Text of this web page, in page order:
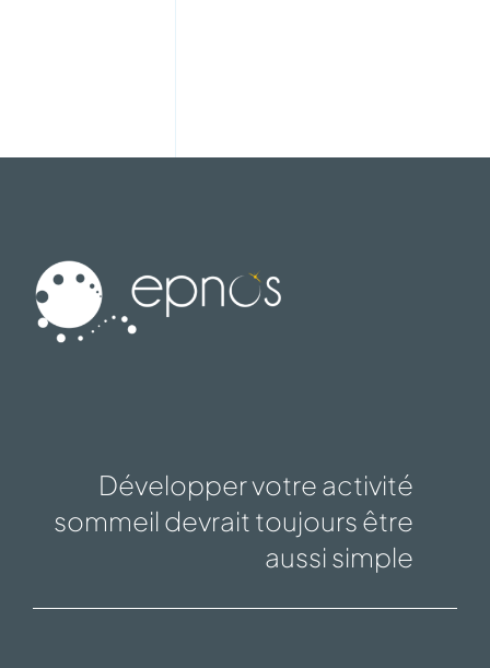
Développer votre activité
sommeil devrait toujours être
aussi simple